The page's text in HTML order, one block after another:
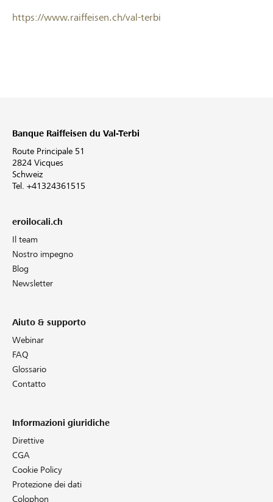
https://www.raiffeisen.ch/val-terbi
Banque Raiffeisen du Val-Terbi
Route Principale 51
2824 Vicques
Schweiz
Tel. +41324361515
eroilocali.ch
Il team
Nostro impegno
Blog
Newsletter
Aiuto & supporto
Webinar
FAQ
Glossario
Contatto
Informazioni giuridiche
Direttive
CGA
Cookie Policy
Protezione dei dati
Colophon